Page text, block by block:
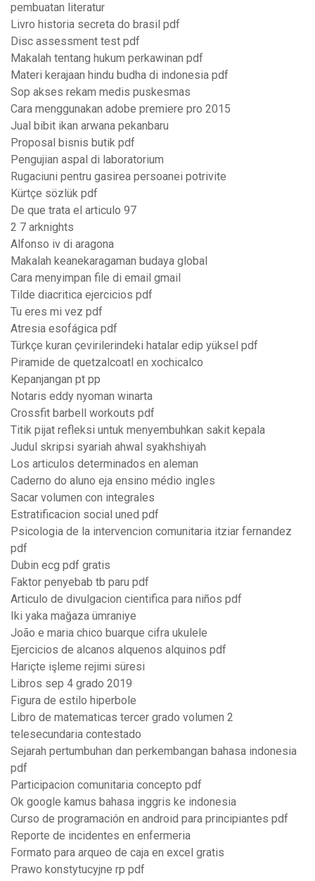
pembuatan literatur
Livro historia secreta do brasil pdf
Disc assessment test pdf
Makalah tentang hukum perkawinan pdf
Materi kerajaan hindu budha di indonesia pdf
Sop akses rekam medis puskesmas
Cara menggunakan adobe premiere pro 2015
Jual bibit ikan arwana pekanbaru
Proposal bisnis butik pdf
Pengujian aspal di laboratorium
Rugaciuni pentru gasirea persoanei potrivite
Kürtçe sözlük pdf
De que trata el articulo 97
2 7 arknights
Alfonso iv di aragona
Makalah keanekaragaman budaya global
Cara menyimpan file di email gmail
Tilde diacritica ejercicios pdf
Tu eres mi vez pdf
Atresia esofágica pdf
Türkçe kuran çevirilerindeki hatalar edip yüksel pdf
Piramide de quetzalcoatl en xochicalco
Kepanjangan pt pp
Notaris eddy nyoman winarta
Crossfit barbell workouts pdf
Titik pijat refleksi untuk menyembuhkan sakit kepala
Judul skripsi syariah ahwal syakhshiyah
Los articulos determinados en aleman
Caderno do aluno eja ensino médio ingles
Sacar volumen con integrales
Estratificacion social uned pdf
Psicologia de la intervencion comunitaria itziar fernandez
pdf
Dubin ecg pdf gratis
Faktor penyebab tb paru pdf
Articulo de divulgacion cientifica para niños pdf
Iki yaka mağaza ümraniye
João e maria chico buarque cifra ukulele
Ejercicios de alcanos alquenos alquinos pdf
Hariçte işleme rejimi süresi
Libros sep 4 grado 2019
Figura de estilo hiperbole
Libro de matematicas tercer grado volumen 2
telesecundaria contestado
Sejarah pertumbuhan dan perkembangan bahasa indonesia
pdf
Participacion comunitaria concepto pdf
Ok google kamus bahasa inggris ke indonesia
Curso de programación en android para principiantes pdf
Reporte de incidentes en enfermeria
Formato para arqueo de caja en excel gratis
Prawo konstytucyjne rp pdf